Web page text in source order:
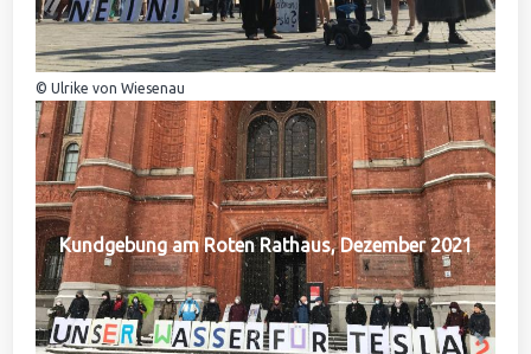
© Ulrike von Wiesenau
Kundgebung am Roten Rathaus, Dezember 2021